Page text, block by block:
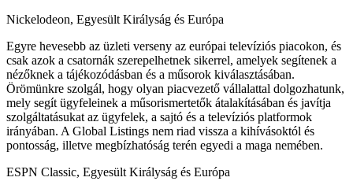
Nickelodeon, Egyesült Királyság és Európa
Egyre hevesebb az üzleti verseny az európai televíziós piacokon, és
csak azok a csatornák szerepelhetnek sikerrel, amelyek segítenek a
nézőknek a tájékozódásban és a műsorok kiválasztásában.
Örömünkre szolgál, hogy olyan piacvezető vállalattal dolgozhatunk,
mely segít ügyfeleinek a műsorismertetők átalakításában és javítja
szolgáltatásukat az ügyfelek, a sajtó és a televíziós platformok
irányában. A Global Listings nem riad vissza a kihívásoktól és
pontosság, illetve megbízhatóság terén egyedi a maga nemében.
ESPN Classic, Egyesült Királyság és Európa